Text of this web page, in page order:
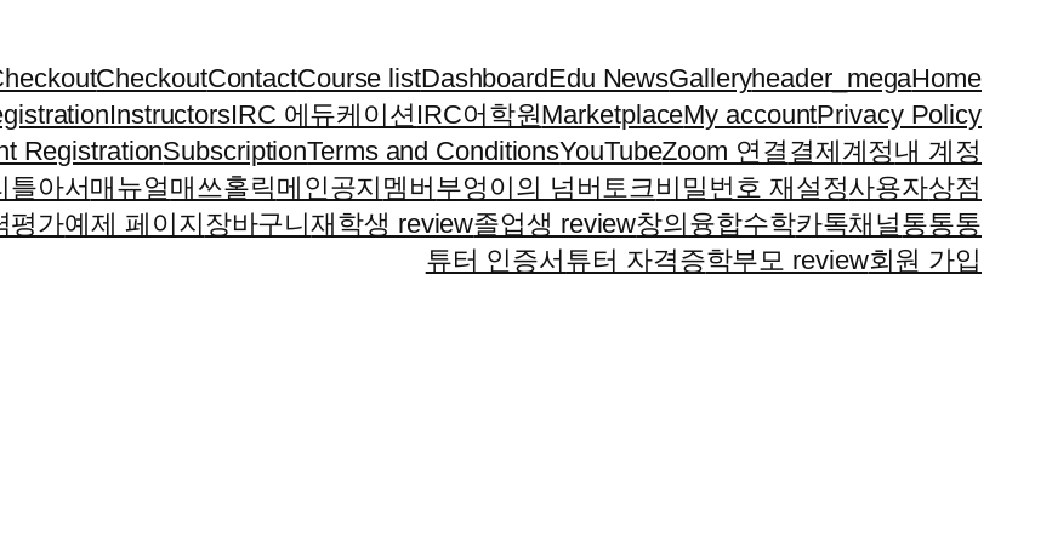
CheckoutContactCourse listDashboardEdu NewsGalleryheader_megaHome
InstructorsIRC 에듀케이션 IRC어학원MarketplaceMy accountPrivacy Policy
RegistrationSubscriptionTerms and ConditionsYouTubeZoom 연결 결제계정내 계정
틀아서매뉴얼매쓰홀릭메인공지 멤버부엉이의 넘버토크비밀번호 재설정사용자상점
평가예제 페이지장바구니재학생 review졸업생 review창의융합수학카톡채널통통통
튜터 인증서튜터 자격증학부모 review회원 가입